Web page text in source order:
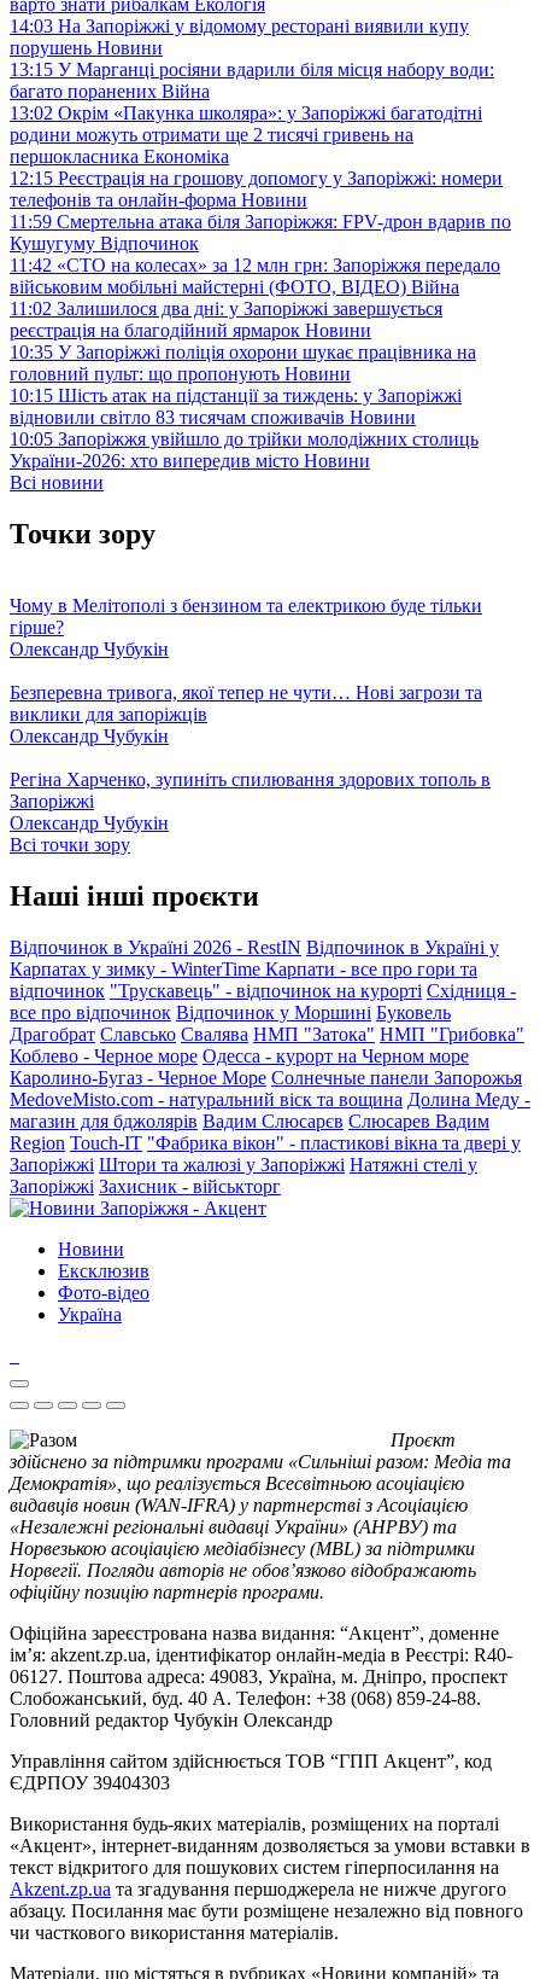
14:03 На Запоріжжі у відомому ресторані виявили купу
порушень Новини
13:15 У Марганці росіяни вдарили біля місця набору води:
багато поранених Війна
13:02 Окрім «Пакунка школяра»: у Запоріжжі багатодітні
родини можуть отримати ще 2 тисячі гривень на
першокласника Економіка
12:15 Реєстрація на грошову допомогу у Запоріжжі: номери
телефонів та онлайн-форма Новини
11:59 Смертельна атака біля Запоріжжя: FPV-дрон вдарив по
Кушугуму Відпочинок
11:42 «СТО на колесах» за 12 млн грн: Запоріжжя передало
військовим мобільні майстерні (ФОТО, ВІДЕО) Війна
11:02 Залишилося два дні: у Запоріжжі завершується
реєстрація на благодійний ярмарок Новини
10:35 У Запоріжжі поліція охорони шукає працівника на
головний пульт: що пропонують Новини
10:15 Шість атак на підстанції за тиждень: у Запоріжжі
відновили світло 83 тисячам споживачів Новини
10:05 Запоріжжя увійшло до трійки молодіжних столиць
України-2026: хто випередив місто Новини
Всі новини
Точки зору
Чому в Мелітополі з бензином та електрикою буде тільки
гірше?
Олександр Чубукін
Безперевна тривога, якої тепер не чути… Нові загрози та
виклики для запоріжців
Олександр Чубукін
Регіна Харченко, зупиніть спилювання здорових тополь в
Запоріжжі
Олександр Чубукін
Всі точки зору
Наші інші проєкти
Відпочинок в Україні 2026 - RestIN Відпочинок в Україні у
Карпатах у зимку - WinterTime Карпати - все про гори та
відпочинок "Трускавець" - відпочинок на курорті Східниця -
все про відпочинок Відпочинок у Моршині Буковель
Драгобрат Славсько Свалява НМП "Затока" НМП "Грибовка"
Коблево - Черное море Одесса - курорт на Черном море
Каролино-Бугаз - Черное Море Солнечные панели Запорожья
MedoveMisto.com - натуральний віск та вощина Долина Меду -
магазин для бджолярів Вадим Слюсарєв Слюсарев Вадим
Region Touch-IT "Фабрика вікон" - пластикові вікна та двері у
Запоріжжі Штори та жалюзі у Запоріжжі Натяжні стелі у
Запоріжжі Захисник - військторг
Новини
Ексклюзив
Фото-відео
Україна
Проєкт
здійснено за підтримки програми «Сильніші разом: Медіа та
Демократія», що реалізується Всесвітньою асоціацією
видавців новин (WAN-IFRA) у партнерстві з Асоціацією
«Незалежні регіональні видавці України» (АНРВУ) та
Норвезькою асоціацією медіабізнесу (MBL) за підтримки
Норвегії. Погляди авторів не обов’язково відображають
офіційну позицію партнерів програми.
Офіційна зареєстрована назва видання: “Акцент”, доменне
ім’я: akzent.zp.ua, ідентифікатор онлайн-медіа в Реєстрі: R40-
06127. Поштова адреса: 49083, Україна, м. Дніпро, проспект
Слобожанський, буд. 40 А. Телефон: +38 (068) 859-24-88.
Головний редактор Чубукін Олександр
Управління сайтом здійснюється ТОВ “ГПП Акцент”, код
ЄДРПОУ 39404303
Використання будь-яких матеріалів, розміщених на порталі
«Акцент», інтернет-виданням дозволяється за умови вставки в
текст відкритого для пошукових систем гіперпосилання на
Akzent.zp.ua та згадування першоджерела не нижче другого
абзацу. Посилання має бути розміщене незалежно від повного
чи часткового використання матеріалів.
Матеріали, що містяться в рубриках «Новини компаній» та